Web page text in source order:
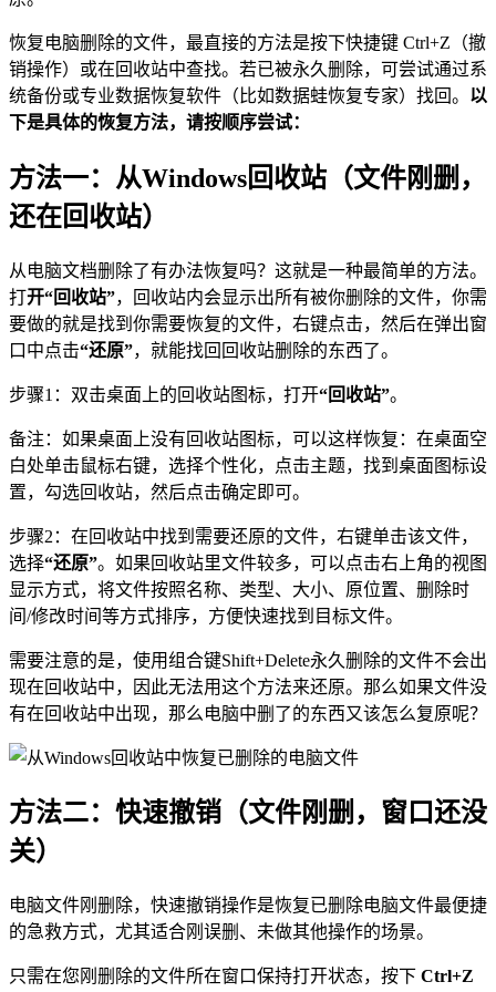
恢复电脑删除的文件，最直接的方法是按下快捷键 Ctrl+Z（撤
销操作）或在回收站中查找。若已被永久删除，可尝试通过系
统备份或专业数据恢复软件（比如数据蛙恢复专家）找回。 以
下是具体的恢复方法，请按顺序尝试：
方法一：从Windows回收站（文件刚删，
还在回收站）
从电脑文档删除了有办法恢复吗？这就是一种最简单的方法。
打开“回收站”，回收站内会显示出所有被你删除的文件，你需
要做的就是找到你需要恢复的文件，右键点击，然后在弹出窗
口中点击“还原”，就能找回回收站删除的东西了。
步骤1：双击桌面上的回收站图标，打开“回收站”。
备注：如果桌面上没有回收站图标，可以这样恢复：在桌面空
白处单击鼠标右键，选择个性化，点击主题，找到桌面图标设
置，勾选回收站，然后点击确定即可。
步骤2：在回收站中找到需要还原的文件，右键单击该文件，
选择“还原”。如果回收站里文件较多，可以点击右上角的视图
显示方式，将文件按照名称、类型、大小、原位置、删除时
间/修改时间等方式排序，方便快速找到目标文件。
需要注意的是，使用组合键Shift+Delete永久删除的文件不会出
现在回收站中，因此无法用这个方法来还原。那么如果文件没
有在回收站中出现，那么电脑中删了的东西又该怎么复原呢？
方法二：快速撤销（文件刚删，窗口还没
关）
电脑文件刚删除，快速撤销操作是恢复已删除电脑文件最便捷
的急救方式，尤其适合刚误删、未做其他操作的场景。
只需在您刚删除的文件所在窗口保持打开状态，按下 Ctrl+Z